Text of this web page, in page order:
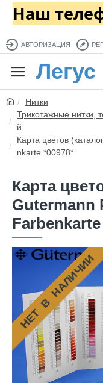
Наш
АВТОРИЗАЦИЯ
Легус
Нитки
Трикотажные нитки,
й
Карта цветов
nkarte *00978*
Карта
Gutermann
Farbenkarte
НЕТ В НАЛИЧИИ